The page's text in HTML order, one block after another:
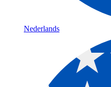
Nederlands